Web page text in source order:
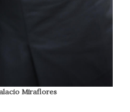
Miraflores